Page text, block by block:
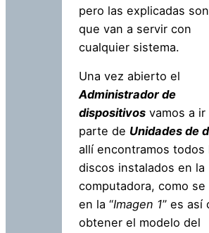
pero las explicadas
que van a servir con
cualquier sistema.
Una vez abierto el
Administrador de
dispositivos vamos a ir
parte de Unidades de
allí encontramos todos
discos instalados en la
computadora, como se
en la “Imagen 1” es así
obtener el modelo del